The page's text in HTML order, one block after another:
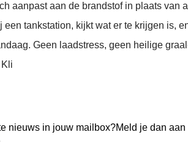
aanpast aan de brandstof in plaats van
een tankstation, kijkt wat er te krijgen is,
Geen laadstress, geen heilige
nieuws in jouw mailbox?Meld je dan aan